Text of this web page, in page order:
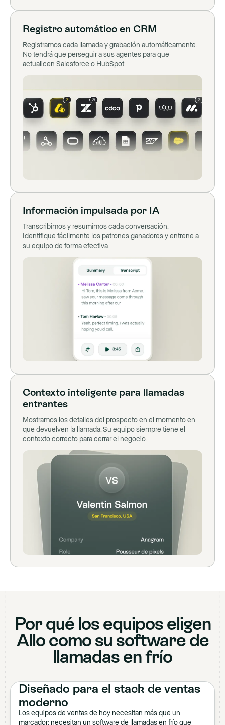
Registro automático en CRM
Registramos cada llamada y grabación automáticamente.
No tendrá que perseguir a sus agentes para que
actualicen Salesforce o HubSpot.
Información impulsada por IA
Transcribimos y resumimos cada conversación.
Identifique fácilmente los patrones ganadores y entrene a
su equipo de forma efectiva.
Contexto inteligente para llamadas
entrantes
Mostramos los detalles del prospecto en el momento en
que devuelven la llamada. Su equipo siempre tiene el
contexto correcto para cerrar el negocio.
Por qué los equipos eligen
Allo como su software de
llamadas en frío
Diseñado para el stack de ventas
moderno
Los equipos de ventas de hoy necesitan más que un
marcador: necesitan un software de llamadas en frío que